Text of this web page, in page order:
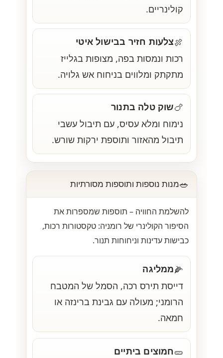
קולינריים.
🍖צלעות חזיר בבישול איטי
רכות ונמסות בפה, מצופות בגלייז
מתקתק ומלווים בניחוח אש גלויה.
🍗שוק טלה בתנור
נימוח ומלא עסיס, עם תיבול עשבי
תיבול מהאזור ותוספת ירקות שורש.
🥗מנות נוספות ותוספות מסורתיות
להשלמת החוויה – תוספות שמספרות את
הסיפור הקולינרי של רומניה: טקסטורות רכות,
כבישות עדינות וניחוחות תנור.
🌽ממליגה
דייסת תירס רכה, הסמל של המטבח
הרומני; מעולה עם גבינת ברינזה או
חמאה.
🥒חמוצים ביתיים